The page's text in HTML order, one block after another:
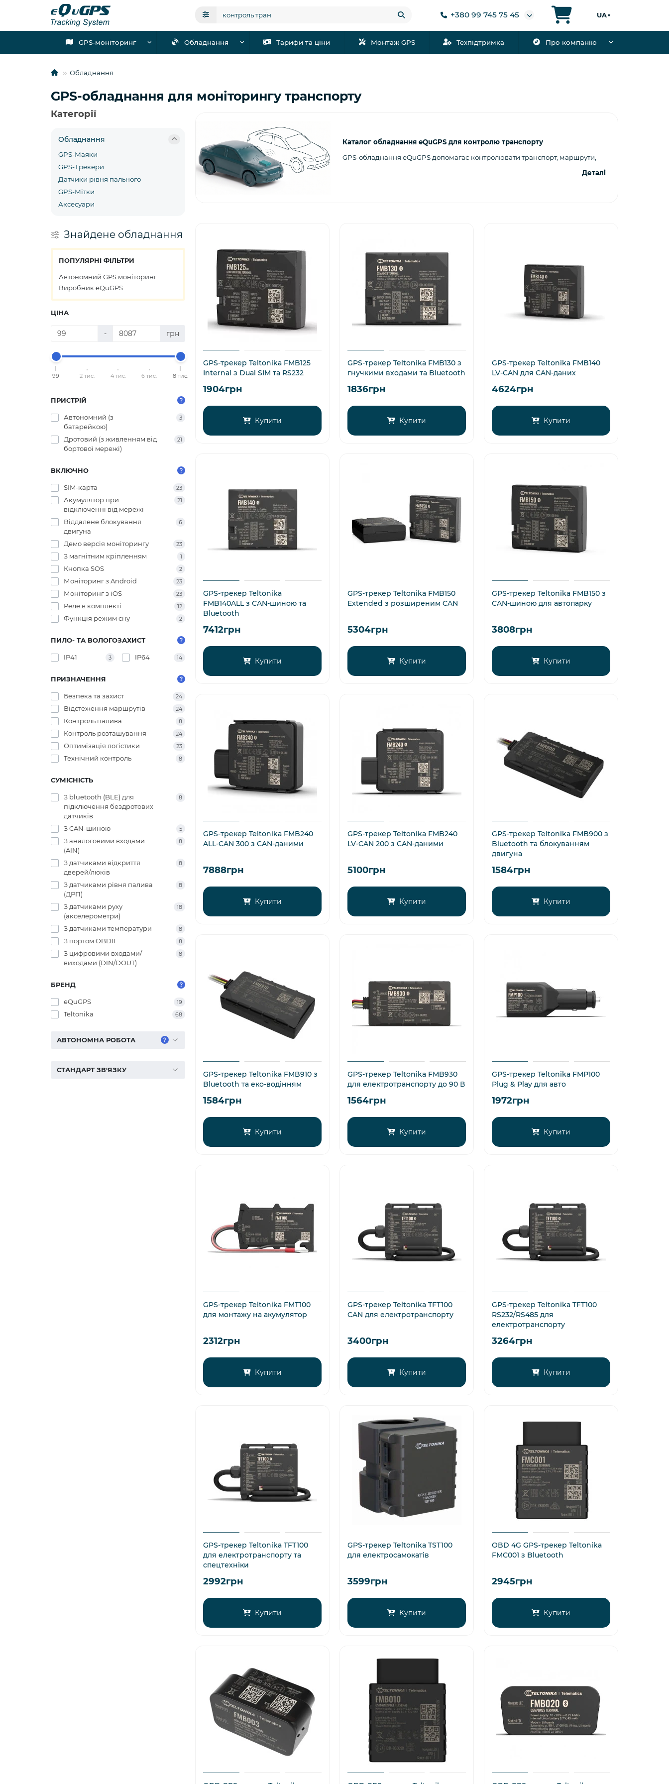
+380 99 745 75 45 UA ▼
GPS-моніторинг Обладнання Тарифи та ціни Монтаж GPS Техпідтримка Про компанію
Обладнання
GPS-обладнання для моніторингу транспорту
Категорії
Обладнання
GPS-Маяки
GPS-Трекери
Датчики рівня пального
GPS-Мітки
Аксесуари
Знайдене обладнання
ПОПУЛЯРНІ ФІЛЬТРИ
Автономний GPS моніторинг
Виробник eQuGPS
ЦІНА
- грн
99 2 тис. 4 тис. 6 тис. 8 тис.
ПРИСТРІЙ
Автономний (з
батарейкою)
3
Дротовий (з живленням від
бортової мережі)
21
ВКЛЮЧНО
SIM-карта 23
Акумулятор при
відключенні від мережі
21
Віддалене блокування
двигуна
6
Демо версія моніторингу 23
З магнітним кріпленням 1
Кнопка SOS 2
Моніторинг з Android 23
Моніторинг з iOS 23
Реле в комплекті 12
Функція режим сну 2
ПИЛО- ТА ВОЛОГОЗАХИСТ
IP41 3 IP64 14
ПРИЗНАЧЕННЯ
Безпека та захист 24
Відстеження маршрутів 24
Контроль палива 8
Контроль розташування 24
Оптимізація логістики 23
Технічний контроль 8
СУМІСНІСТЬ
З bluetooth (BLE) для
підключення бездротових
датчиків
8
З CAN-шиною 5
З аналоговими входами
(AIN)
8
З датчиками відкриття
дверей/люків
8
З датчиками рівня палива
(ДРП)
8
З датчиками руху
(акселерометри)
18
З датчиками температури 8
З портом OBDII 8
З цифровими входами/
виходами (DIN/DOUT)
8
БРЕНД
eQuGPS 19
Teltonika 68
АВТОНОМНА РОБОТА
СТАНДАРТ ЗВ'ЯЗКУ
Каталог обладнання eQuGPS для контролю транспорту
GPS-обладнання eQuGPS допомагає контролювати транспорт, маршрути,
Деталі
GPS-трекер Teltonika FMB125
Internal з Dual SIM та RS232
1904грн
Купити
GPS-трекер Teltonika FMB130 з
гнучкими входами та Bluetooth
1836грн
Купити
GPS-трекер Teltonika FMB140
LV-CAN для CAN-даних
4624грн
Купити
GPS-трекер Teltonika
FMB140ALL з CAN-шиною та
Bluetooth
7412грн
Купити
GPS-трекер Teltonika FMB150
Extended з розширеним CAN
5304грн
Купити
GPS-трекер Teltonika FMB150 з
CAN-шиною для автопарку
3808грн
Купити
GPS-трекер Teltonika FMB240
ALL-CAN 300 з CAN-даними
7888грн
Купити
GPS-трекер Teltonika FMB240
LV-CAN 200 з CAN-даними
5100грн
Купити
GPS-трекер Teltonika FMB900 з
Bluetooth та блокуванням
двигуна
1584грн
Купити
GPS-трекер Teltonika FMB910 з
Bluetooth та еко-водінням
1584грн
Купити
GPS-трекер Teltonika FMB930
для електротранспорту до 90 В
1564грн
Купити
GPS-трекер Teltonika FMP100
Plug & Play для авто
1972грн
Купити
GPS-трекер Teltonika FMT100
для монтажу на акумулятор
2312грн
Купити
GPS-трекер Teltonika TFT100
CAN для електротранспорту
3400грн
Купити
GPS-трекер Teltonika TFT100
RS232/RS485 для
електротранспорту
3264грн
Купити
GPS-трекер Teltonika TFT100
для електротранспорту та
спецтехніки
2992грн
Купити
GPS-трекер Teltonika TST100
для електросамокатів
3599грн
Купити
OBD 4G GPS-трекер Teltonika
FMC001 з Bluetooth
2945грн
Купити